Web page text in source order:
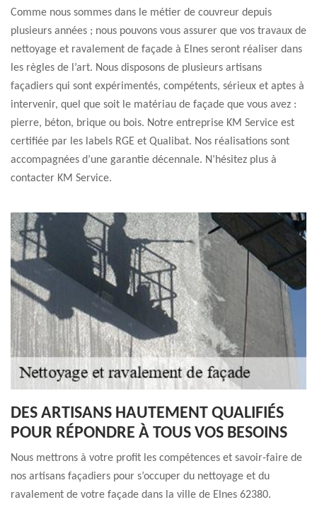
Comme nous sommes dans le métier de couvreur depuis
plusieurs années ; nous pouvons vous assurer que vos travaux de
nettoyage et ravalement de façade à Elnes seront réaliser dans
les règles de l’art. Nous disposons de plusieurs artisans
façadiers qui sont expérimentés, compétents, sérieux et aptes à
intervenir, quel que soit le matériau de façade que vous avez :
pierre, béton, brique ou bois. Notre entreprise KM Service est
certifiée par les labels RGE et Qualibat. Nos réalisations sont
accompagnées d’une garantie décennale. N’hésitez plus à
contacter KM Service.
DES ARTISANS HAUTEMENT QUALIFIÉS
POUR RÉPONDRE À TOUS VOS BESOINS
Nous mettrons à votre profit les compétences et savoir-faire de
nos artisans façadiers pour s’occuper du nettoyage et du
ravalement de votre façade dans la ville de Elnes 62380.